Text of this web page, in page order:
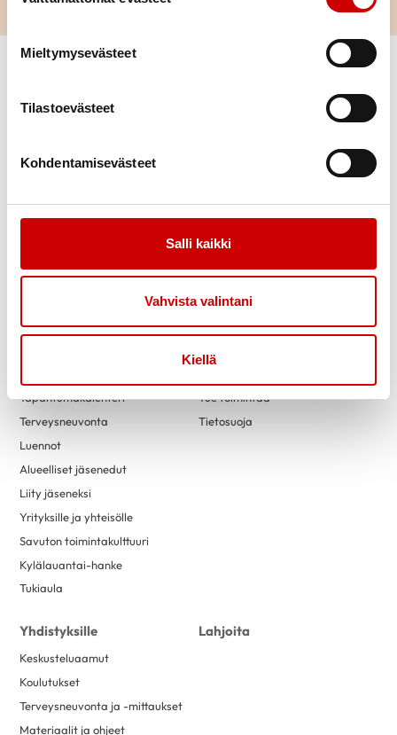
Mieltymysevästeet
Tilastoevästeet
Kohdentamisevästeet
Salli kaikki
Vahvista valintani
Kiellä
Link to facebook
Link to instagram
Link to youtube
Link to twitter
Uutiset
Tukea
Kuntoutus
Vertaistuki
Tuetut lomat
Tapahtumakalenteri
Terveysneuvonta
Luennot
Alueelliset jäsenedut
Liity jäseneksi
Yrityksille ja yhteisölle
Savuton toimintakulttuuri
Kylälauantai-hanke
Tukiaula
Yhteystiedot
Tue toimintaa
Tietosuoja
Yhdistyksille
Keskusteluaamut
Koulutukset
Terveysneuvonta ja -mittaukset
Materiaalit ja ohjeet
Lahjoita